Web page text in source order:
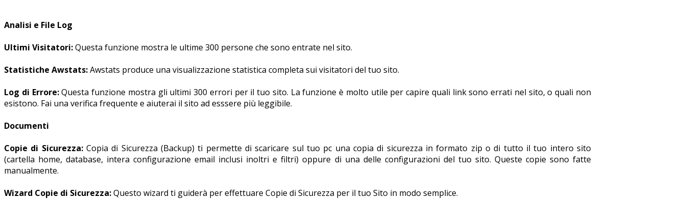
Analisi e File Log
Ultimi Visitatori:Questa funzione mostra le ultime 300 persone che sono entrate nel sito.
Statistiche Awstats:Awstats produce una visualizzazione statistica completa sui visitatori del tuo sito.
Log di Errore:Questa funzione mostra gli ultimi 300 errori per il tuo sito. La funzione è molto utile per capire quali link sono errati nel sito, o quali non
esistono. Fai una verifica frequente e aiuterai il sito ad esssere più leggibile.
Documenti
Copie di Sicurezza:Copia di Sicurezza (Backup) ti permette di scaricare sul tuo pc una copia di sicurezza in formato zip o di tutto il tuo intero sito
(cartella home, database, intera configurazione email inclusi inoltri e filtri) oppure di una delle configurazioni del tuo sito. Queste copie sono fatte
manualmente.
Wizard Copie di Sicurezza:Questo wizard ti guiderà per effettuare Copie di Sicurezza per il tuo Sito in modo semplice.